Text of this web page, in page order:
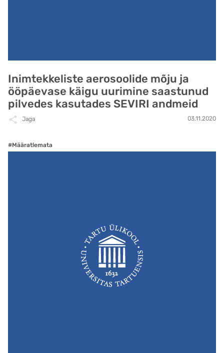
Inimtekkeliste aerosoolide mõju ja
ööpäevase käigu uurimine saastunud
pilvedes kasutades SEVIRI andmeid
Jaga 03.11.2020
#Määratlemata